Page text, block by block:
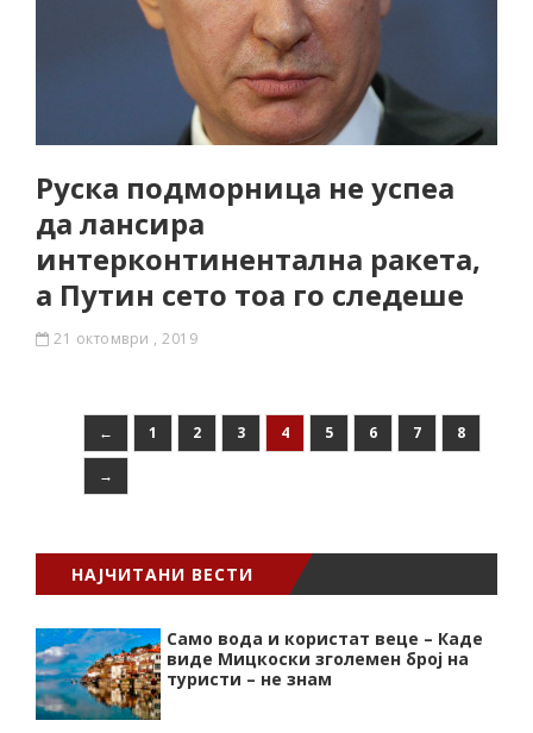
Руска подморница не успеа
да лансира
интерконтинентална ракета,
а Путин сето тоа го следеше
21 октомври , 2019
← 1 2 3 4 5 6 7 8
→
НАЈЧИТАНИ ВЕСТИ
Само вода и користат веце – Каде
виде Мицкоски зголемен број на
туристи – не знам